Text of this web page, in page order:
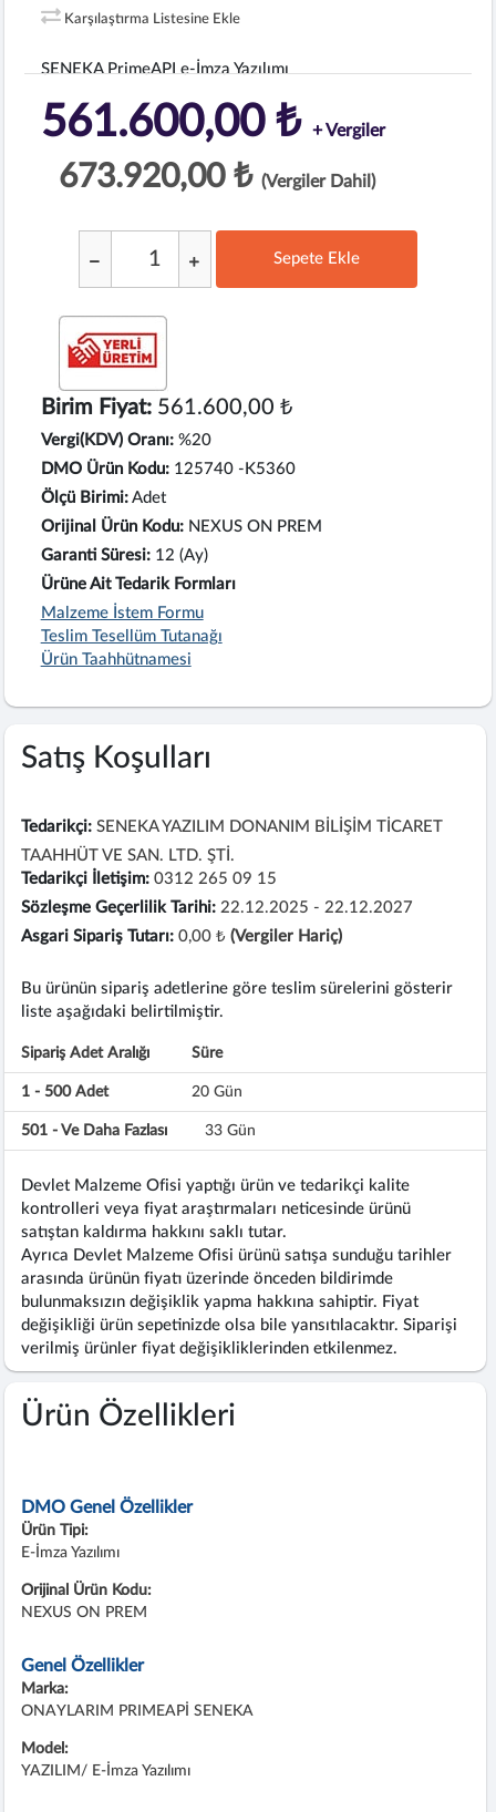
Karşılaştırma Listesine Ekle
SENEKA PrimeAPI e-İmza Yazılımı
561.600,00 ₺ + Vergiler
673.920,00 ₺ (Vergiler Dahil)
Sepete Ekle
Birim Fiyat:561.600,00 ₺
Vergi(KDV) Oranı: %20
DMO Ürün Kodu: 125740 -K5360
Ölçü Birimi: Adet
Orijinal Ürün Kodu: NEXUS ON PREM
Garanti Süresi: 12 (Ay)
Ürüne Ait Tedarik Formları
Malzeme İstem Formu
Teslim Tesellüm Tutanağı
Ürün Taahhütnamesi
Satış Koşulları
Tedarikçi: SENEKA YAZILIM DONANIM BİLİŞİM TİCARET
TAAHHÜT VE SAN. LTD. ŞTİ.
Tedarikçi İletişim: 0312 265 09 15
Sözleşme Geçerlilik Tarihi: 22.12.2025 - 22.12.2027
Asgari Sipariş Tutarı: 0,00 ₺(Vergiler Hariç)
Bu ürünün sipariş adetlerine göre teslim sürelerini gösterir
liste aşağıdaki belirtilmiştir.
Sipariş Adet Aralığı Süre
1 - 500 Adet 20 Gün
501 - Ve Daha Fazlası 33 Gün
Devlet Malzeme Ofisi yaptığı ürün ve tedarikçi kalite
kontrolleri veya fiyat araştırmaları neticesinde ürünü
satıştan kaldırma hakkını saklı tutar.
Ayrıca Devlet Malzeme Ofisi ürünü satışa sunduğu tarihler
arasında ürünün fiyatı üzerinde önceden bildirimde
bulunmaksızın değişiklik yapma hakkına sahiptir. Fiyat
değişikliği ürün sepetinizde olsa bile yansıtılacaktır. Siparişi
verilmiş ürünler fiyat değişikliklerinden etkilenmez.
Ürün Özellikleri
DMO Genel Özellikler
Ürün Tipi:
E-İmza Yazılımı
Orijinal Ürün Kodu:
NEXUS ON PREM
Genel Özellikler
Marka:
ONAYLARIM PRIMEAPİ SENEKA
Model:
YAZILIM/ E-İmza Yazılımı